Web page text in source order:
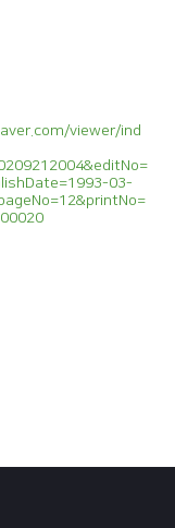
viewer/ind
03-